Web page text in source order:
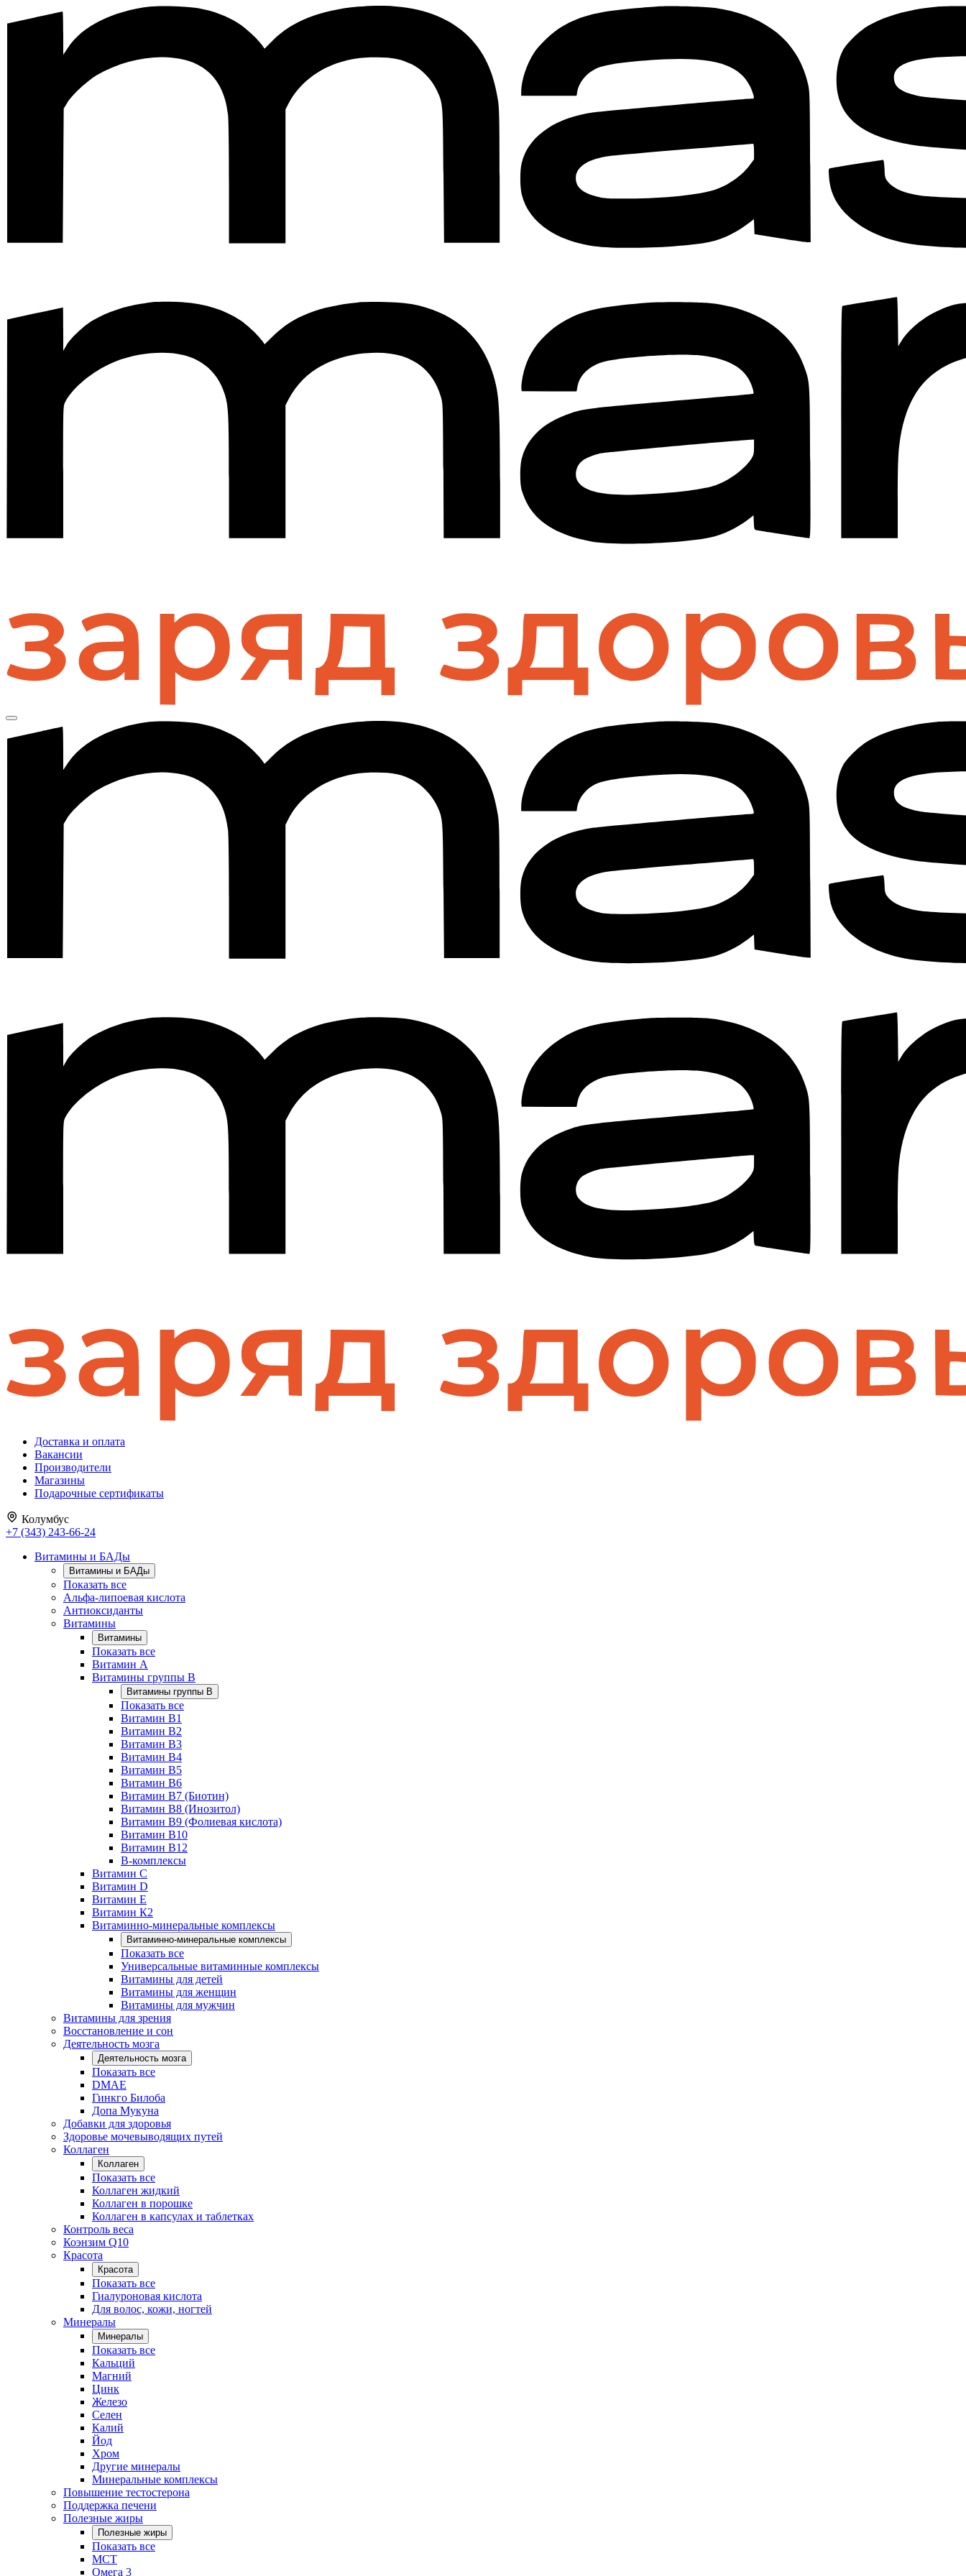
Доставка и оплата
Вакансии
Производители
Магазины
Подарочные сертификаты
Колумбус
+7 (343) 243-66-24
Витамины и БАДы
Витамины и БАДы
Показать все
Альфа-липоевая кислота
Антиоксиданты
Витамины
Витамины
Показать все
Витамин A
Витамины группы B
Витамины группы B
Показать все
Витамин B1
Витамин B2
Витамин B3
Витамин B4
Витамин B5
Витамин B6
Витамин B7 (Биотин)
Витамин B8 (Инозитол)
Витамин B9 (Фолиевая кислота)
Витамин B10
Витамин B12
B-комплексы
Витамин C
Витамин D
Витамин E
Витамин К2
Витаминно-минеральные комплексы
Витаминно-минеральные комплексы
Показать все
Универсальные витаминные комплексы
Витамины для детей
Витамины для женщин
Витамины для мужчин
Витамины для зрения
Восстановление и сон
Деятельность мозга
Деятельность мозга
Показать все
DMAE
Гинкго Билоба
Допа Мукуна
Добавки для здоровья
Здоровье мочевыводящих путей
Коллаген
Коллаген
Показать все
Коллаген жидкий
Коллаген в порошке
Коллаген в капсулах и таблетках
Контроль веса
Коэнзим Q10
Красота
Красота
Показать все
Гиалуроновая кислота
Для волос, кожи, ногтей
Минералы
Минералы
Показать все
Кальций
Магний
Цинк
Железо
Селен
Калий
Йод
Хром
Другие минералы
Минеральные комплексы
Повышение тестостерона
Поддержка печени
Полезные жиры
Полезные жиры
Показать все
MCT
Омега 3